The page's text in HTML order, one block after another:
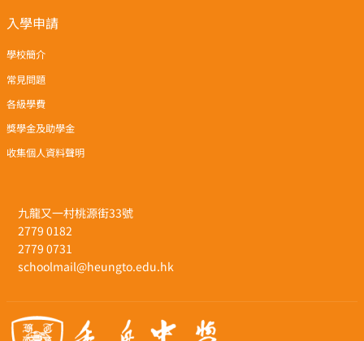
九龍又一村桃源街33號
2779 0182
2779 0731
schoolmail@heungto.edu.hk
入學申請
學校簡介
常見問題
各級學費
獎學金及助學金
收集個人資料聲明